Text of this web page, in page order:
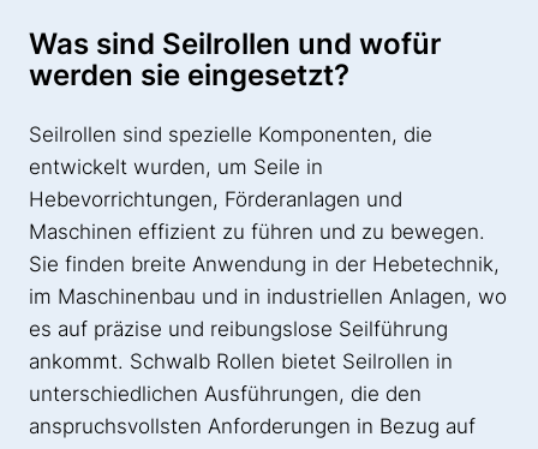
Was sind Seilrollen und wofür
werden sie eingesetzt?
Seilrollen sind spezielle Komponenten, die
entwickelt wurden, um Seile in
Hebevorrichtungen, Förderanlagen und
Maschinen effizient zu führen und zu bewegen.
Sie finden breite Anwendung in der Hebetechnik,
im Maschinenbau und in industriellen Anlagen, wo
es auf präzise und reibungslose Seilführung
ankommt. Schwalb Rollen bietet Seilrollen in
unterschiedlichen Ausführungen, die den
anspruchsvollsten Anforderungen in Bezug auf